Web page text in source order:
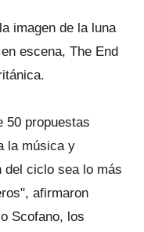
imagen de la luna
escena, The End
50 propuestas
la música y
del ciclo sea lo más
afirmaron
Scofano, los